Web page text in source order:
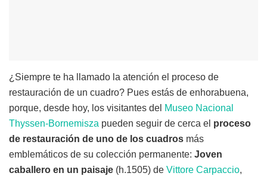
¿Siempre te ha llamado la atención el proceso de
restauración de un cuadro? Pues estás de enhorabuena,
porque, desde hoy, los visitantes del Museo Nacional
Thyssen-Bornemisza pueden seguir de cerca el proceso
de restauración de uno de los cuadros más
emblemáticos de su colección permanente: Joven
caballero en un paisaje (h.1505) de Vittore Carpaccio,